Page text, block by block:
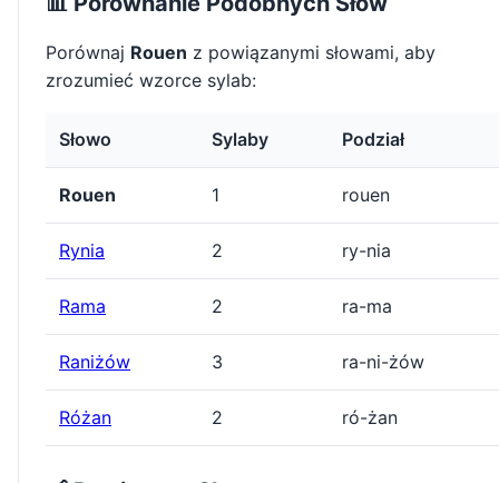
Porównaj Rouen z powiązanymi słowami, aby
zrozumieć wzorce sylab:
Słowo Sylaby Podział
Rouen 1 rouen
Rynia 2 ry-nia
Rama 2 ra-ma
Raniżów 3 ra-ni-żów
Różan 2 ró-żan